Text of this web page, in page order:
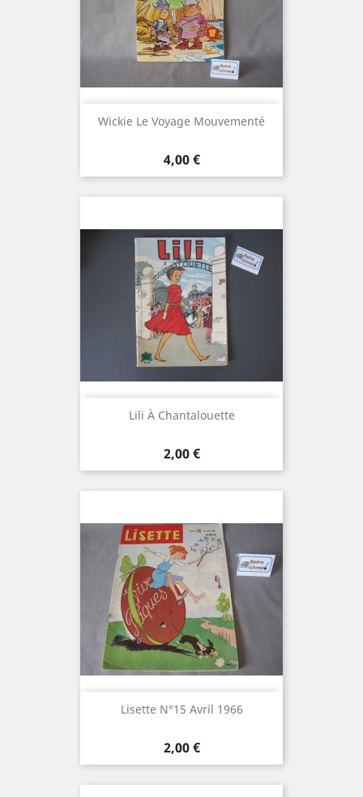
Wickie Le Voyage Mouvementé
Prix
4,00 €
Lili À Chantalouette
Prix
2,00 €
Lisette N°15 Avril 1966
Prix
2,00 €